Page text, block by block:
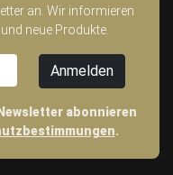
an. Wir informieren
neue Produkte.
abonnieren
.